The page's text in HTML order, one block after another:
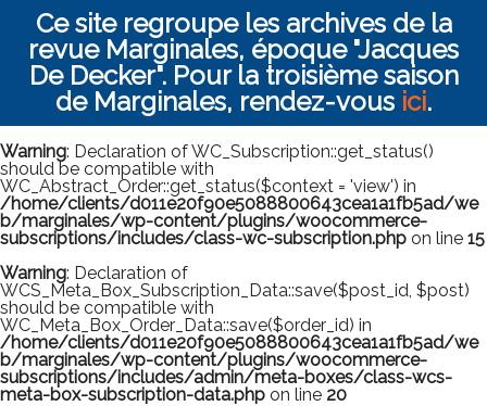
Ce site regroupe les archives de la
revue Marginales, époque "Jacques
De Decker". Pour la troisième saison
de Marginales, rendez-vous ici.
Warning: Declaration of WC_Subscription::get_status()
should be compatible with
WC_Abstract_Order::get_status($context = 'view') in
/home/clients/d011e20f90e5088800643cea1a1fb5ad/we
b/marginales/wp-content/plugins/woocommerce-
subscriptions/includes/class-wc-subscription.php on line 15
Warning: Declaration of
WCS_Meta_Box_Subscription_Data::save($post_id, $post)
should be compatible with
WC_Meta_Box_Order_Data::save($order_id) in
/home/clients/d011e20f90e5088800643cea1a1fb5ad/we
b/marginales/wp-content/plugins/woocommerce-
subscriptions/includes/admin/meta-boxes/class-wcs-
meta-box-subscription-data.php on line 20